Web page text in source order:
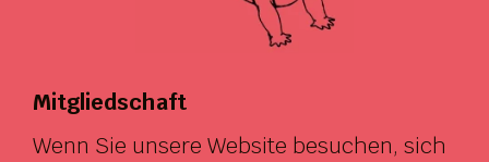
Mitgliedschaft
Wenn Sie unsere Website besuchen, sich